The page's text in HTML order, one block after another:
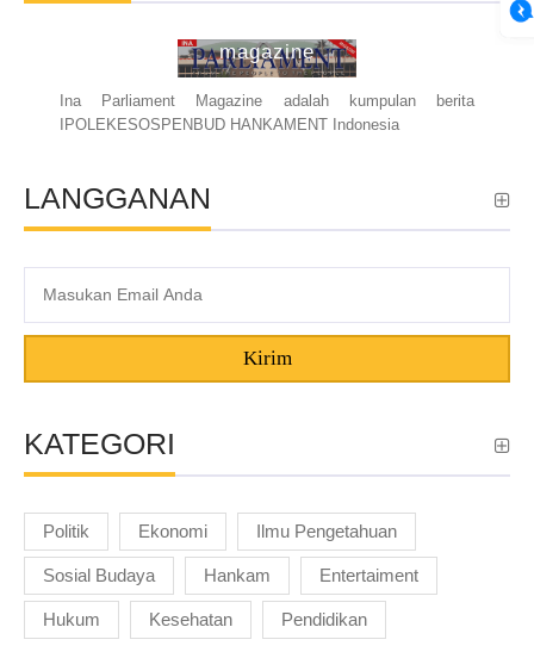
magazine
Ina Parliament Magazine adalah kumpulan berita
IPOLEKESOSPENBUD HANKAMENT Indonesia
LANGGANAN
Kirim
KATEGORI
Politik Ekonomi Ilmu Pengetahuan
Sosial Budaya Hankam Entertaiment
Hukum Kesehatan Pendidikan